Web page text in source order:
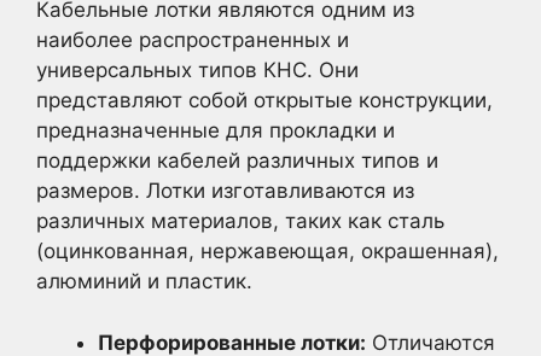
Кабельные лотки являются одним из
наиболее распространенных и
универсальных типов КНС. Они
представляют собой открытые конструкции,
предназначенные для прокладки и
поддержки кабелей различных типов и
размеров. Лотки изготавливаются из
различных материалов, таких как сталь
(оцинкованная, нержавеющая, окрашенная),
алюминий и пластик.
Перфорированные лотки: Отличаются